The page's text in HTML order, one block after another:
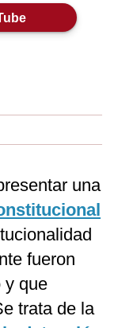
una
fueron
y que
trata de la